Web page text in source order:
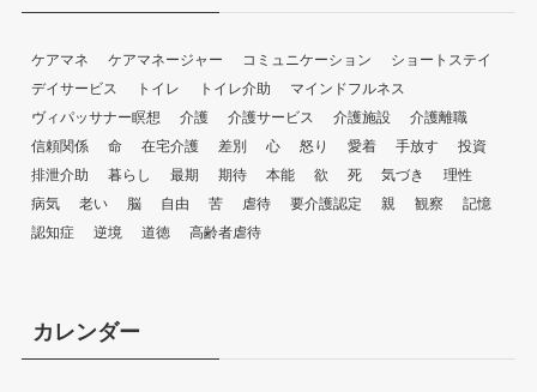
ケアマネ ケアマネージャー コミュニケーション
ショートステイ
デイサービス
トイレ トイレ介助
マインドフルネス
ヴィパッサナー瞑想
介護 介護サービス 介護施設
介護離職
信頼関係
命 在宅介護 差別 心 怒り 愛着 手放す
投資
排泄介助
暮らし 最期 期待 本能 欲 死 気づき
理性
病気
老い 脳 自由 苦 虐待 要介護認定 親 観察
記憶
認知症
逆境 道徳 高齢者虐待
カレンダー